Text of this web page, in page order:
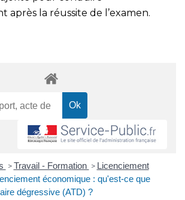
après la réussite de l’examen.
> Travail - Formation > Licenciement
économique : qu'est-ce que
dégressive (ATD) ?